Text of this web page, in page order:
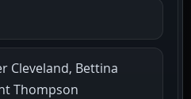
Cleveland, Bettina
Thompson